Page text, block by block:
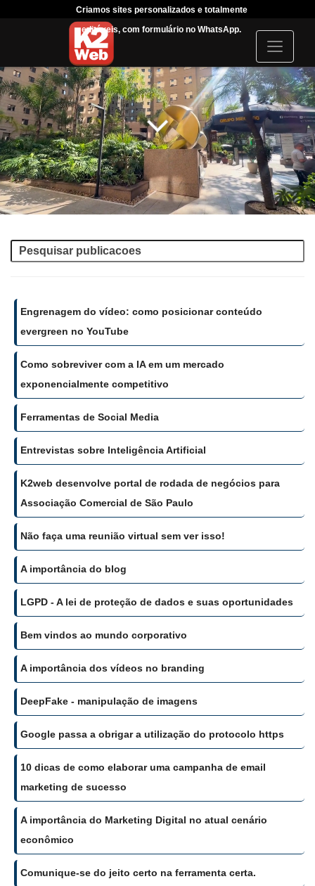
Criamos sites personalizados e totalmente
editáveis, com formulário no WhatsApp.
I
c
o
n
Engrenagem do vídeo: como posicionar conteúdo
evergreen no YouTube
Como sobreviver com a IA em um mercado
exponencialmente competitivo
Ferramentas de Social Media
Entrevistas sobre Inteligência Artificial
K2web desenvolve portal de rodada de negócios para
Associação Comercial de São Paulo
Não faça uma reunião virtual sem ver isso!
A importância do blog
LGPD - A lei de proteção de dados e suas oportunidades
Bem vindos ao mundo corporativo
A importância dos vídeos no branding
DeepFake - manipulação de imagens
Google passa a obrigar a utilização do protocolo https
10 dicas de como elaborar uma campanha de email
marketing de sucesso
A importância do Marketing Digital no atual cenário
econômico
Comunique-se do jeito certo na ferramenta certa.